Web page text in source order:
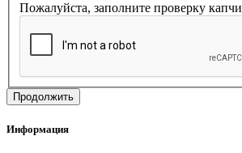
Пожалуйста, заполните проверку капчи
Продолжить
Информация